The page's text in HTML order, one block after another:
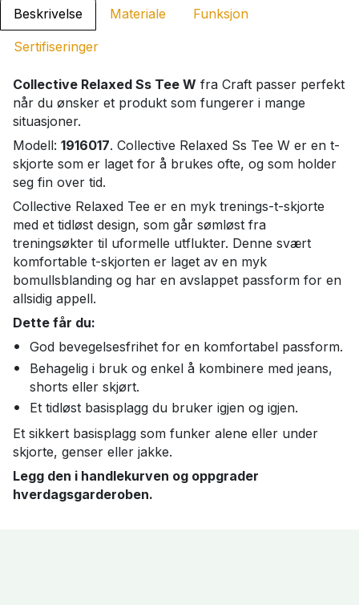
Beskrivelse Materiale Funksjon
Sertifiseringer
Collective Relaxed Ss Tee W fra Craft passer perfekt
når du ønsker et produkt som fungerer i mange
situasjoner.
Modell: 1916017. Collective Relaxed Ss Tee W er en t-
skjorte som er laget for å brukes ofte, og som holder
seg fin over tid.
Collective Relaxed Tee er en myk trenings-t-skjorte
med et tidløst design, som går sømløst fra
treningsøkter til uformelle utflukter. Denne svært
komfortable t-skjorten er laget av en myk
bomullsblanding og har en avslappet passform for en
allsidig appell.
Dette får du:
God bevegelsesfrihet for en komfortabel passform.
Behagelig i bruk og enkel å kombinere med jeans,
shorts eller skjørt.
Et tidløst basisplagg du bruker igjen og igjen.
Et sikkert basisplagg som funker alene eller under
skjorte, genser eller jakke.
Legg den i handlekurven og oppgrader
hverdagsgarderoben.